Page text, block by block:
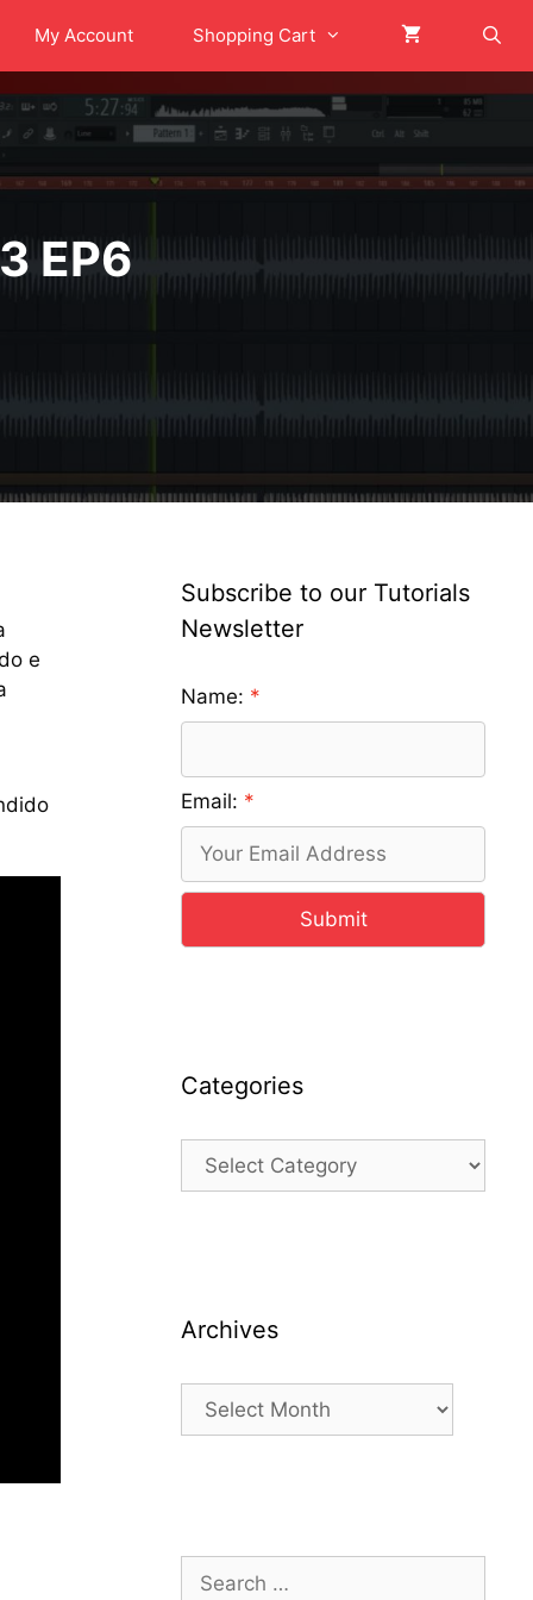
My Account Shopping Cart
EP6
e
Subscribe to our Tutorials
Newsletter
Name:
Email:
Submit
Categories
Categories
Archives
Archives